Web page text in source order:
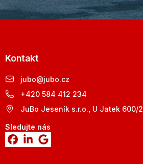
Kontakt
jubo@jubo.cz
+420 584 412 234
JuBo Jeseník s.r.o., U Jatek 600/2
Sledujte nás